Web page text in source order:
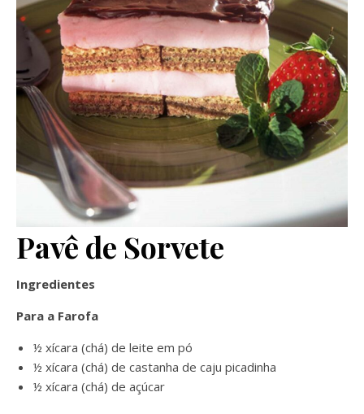
Pavê de Sorvete
Ingredientes
Para a Farofa
½ xícara (chá) de leite em pó
½ xícara (chá) de castanha de caju picadinha
½ xícara (chá) de açúcar